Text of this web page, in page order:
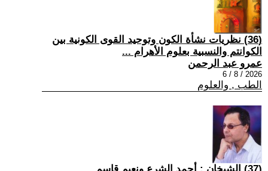
(36) نظريات نشأة الكون وتوحيد القوى الكونية بين
الكوانتم والنسبية بعلوم الأهرام ...
عمرو عبد الرحمن
2026 / 8 / 6
الطب , والعلوم